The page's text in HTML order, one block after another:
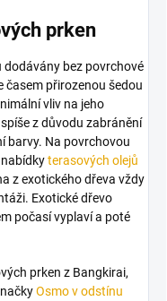
prken
dodávány bez povrchové
časem přirozenou šedou
vliv na jeho
z důvodu zabránění
barvy. Na povrchovou
terasových olejů
z exotického dřeva vždy
Exotické dřevo
počasí vyplaví a poté
prken z Bangkirai,
Osmo v odstínu